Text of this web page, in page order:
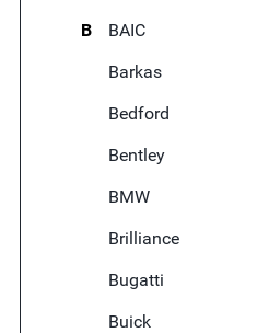
B
BAIC
Barkas
Bedford
Bentley
BMW
Brilliance
Bugatti
Buick